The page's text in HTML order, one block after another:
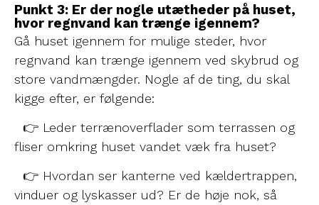
Punkt 3: Er der nogle utætheder på huset,
hvor regnvand kan trænge igennem?
Gå huset igennem for mulige steder, hvor
regnvand kan trænge igennem ved skybrud og
store vandmængder. Nogle af de ting, du skal
kigge efter, er følgende:
👉 Leder terrænoverflader som terrassen og
fliser omkring huset vandet væk fra huset?
👉 Hvordan ser kanterne ved kældertrappen,
vinduer og lyskasser ud? Er de høje nok, så